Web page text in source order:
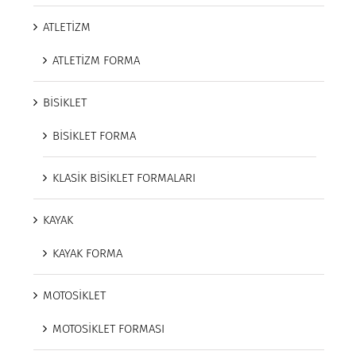
ATLETİZM
ATLETİZM FORMA
BİSİKLET
BİSİKLET FORMA
KLASİK BİSİKLET FORMALARI
KAYAK
KAYAK FORMA
MOTOSİKLET
MOTOSİKLET FORMASI